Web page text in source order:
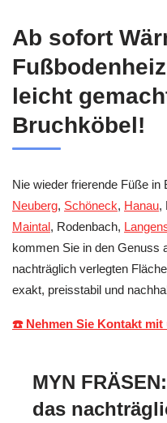
Ab sofort
leicht
Bruchköbel!
Nie wieder frierende Füße in
Neuberg, Schöneck, Hanau,
Maintal, Rodenbach,
kommen Sie in den Genuss
nachträglich verlegten
exakt, preisstabil und
☎️ Nehmen Sie Kontakt mit
MYN
das